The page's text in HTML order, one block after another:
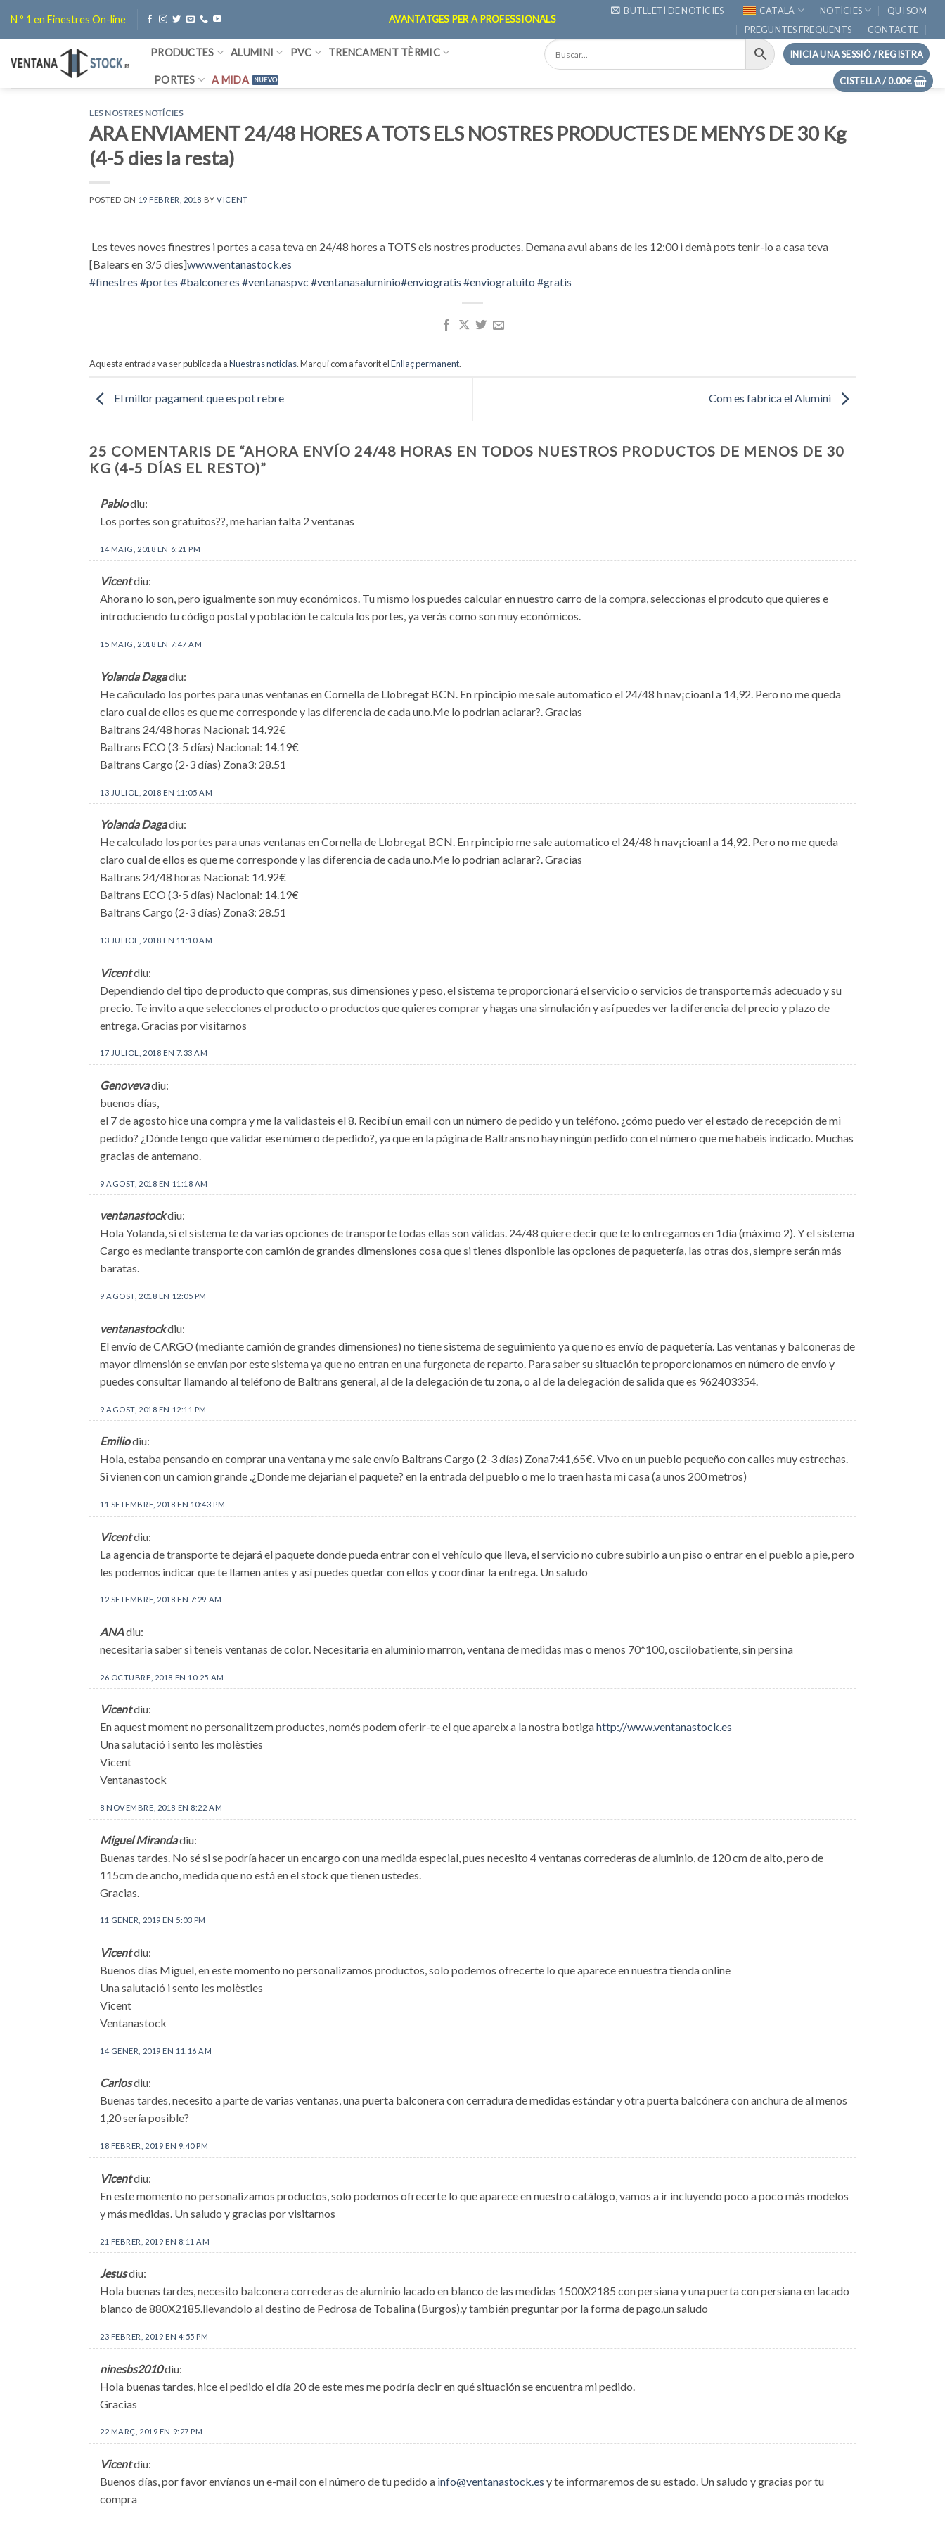
content
N º 1 en Finestres On-line AVANTATGES PER A PROFESSIONALS
BUTLLETÍ DE NOTÍCIES CATALÀ NOTÍCIES
QUI SOM
PREGUNTES FREQÜENTS
CONTACTE
PRODUCTES ALUMINI PVC TRENCAMENT TÈRMIC
PORTES A MIDA
INICIA UNA SESSIÓ / REGISTRA
CISTELLA /0.00€
LES NOSTRES NOTÍCIES
ARA ENVIAMENT 24/48 HORES A TOTS ELS NOSTRES PRODUCTES DE MENYS DE 30 Kg
(4-5 dies la resta)
POSTED ON 19 FEBRER, 2018 BYVICENT
Les teves noves finestres i portes a casa teva en 24/48 hores a TOTS els nostres productes. Demana avui abans de les 12:00 i demà pots tenir-lo a casa teva
[Balears en 3/5 dies]www.ventanastock.es
#finestres #portes #balconeres #ventanaspvc #ventanasaluminio#enviogratis #enviogratuito #gratis
Aquesta entrada va ser publicada aNuestras noticias. Marqui com a favorit elEnllaç permanent.
El millor pagament que es pot rebre Com es fabrica el Alumini
25 COMENTARIS DE “AHORA ENVÍO 24/48 HORAS EN TODOS NUESTROS PRODUCTOS DE MENOS DE 30
KG (4-5 DÍAS EL RESTO)”
Pablodiu:
Los portes son gratuitos??, me harian falta 2 ventanas
14 MAIG, 2018 EN 6:21 PM
Vicentdiu:
Ahora no lo son, pero igualmente son muy económicos. Tu mismo los puedes calcular en nuestro carro de la compra, seleccionas el prodcuto que quieres e
introduciendo tu código postal y población te calcula los portes, ya verás como son muy económicos.
15 MAIG, 2018 EN 7:47 AM
Yolanda Dagadiu:
He cañculado los portes para unas ventanas en Cornella de Llobregat BCN. En rpincipio me sale automatico el 24/48 h nav¡cioanl a 14,92. Pero no me queda
claro cual de ellos es que me corresponde y las diferencia de cada uno.Me lo podrian aclarar?. Gracias
Baltrans 24/48 horas Nacional: 14.92€
Baltrans ECO (3-5 días) Nacional: 14.19€
Baltrans Cargo (2-3 días) Zona3: 28.51
13 JULIOL, 2018 EN 11:05 AM
Yolanda Dagadiu:
He calculado los portes para unas ventanas en Cornella de Llobregat BCN. En rpincipio me sale automatico el 24/48 h nav¡cioanl a 14,92. Pero no me queda
claro cual de ellos es que me corresponde y las diferencia de cada uno.Me lo podrian aclarar?. Gracias
Baltrans 24/48 horas Nacional: 14.92€
Baltrans ECO (3-5 días) Nacional: 14.19€
Baltrans Cargo (2-3 días) Zona3: 28.51
13 JULIOL, 2018 EN 11:10 AM
Vicentdiu:
Dependiendo del tipo de producto que compras, sus dimensiones y peso, el sistema te proporcionará el servicio o servicios de transporte más adecuado y su
precio. Te invito a que selecciones el producto o productos que quieres comprar y hagas una simulación y así puedes ver la diferencia del precio y plazo de
entrega. Gracias por visitarnos
17 JULIOL, 2018 EN 7:33 AM
Genovevadiu:
buenos días,
el 7 de agosto hice una compra y me la validasteis el 8. Recibí un email con un número de pedido y un teléfono. ¿cómo puedo ver el estado de recepción de mi
pedido? ¿Dónde tengo que validar ese número de pedido?, ya que en la página de Baltrans no hay ningún pedido con el número que me habéis indicado. Muchas
gracias de antemano.
9 AGOST, 2018 EN 11:18 AM
ventanastockdiu:
Hola Yolanda, si el sistema te da varias opciones de transporte todas ellas son válidas. 24/48 quiere decir que te lo entregamos en 1día (máximo 2). Y el sistema
Cargo es mediante transporte con camión de grandes dimensiones cosa que si tienes disponible las opciones de paquetería, las otras dos, siempre serán más
baratas.
9 AGOST, 2018 EN 12:05 PM
ventanastockdiu:
El envío de CARGO (mediante camión de grandes dimensiones) no tiene sistema de seguimiento ya que no es envío de paquetería. Las ventanas y balconeras de
mayor dimensión se envían por este sistema ya que no entran en una furgoneta de reparto. Para saber su situación te proporcionamos en número de envío y
puedes consultar llamando al teléfono de Baltrans general, al de la delegación de tu zona, o al de la delegación de salida que es 962403354.
9 AGOST, 2018 EN 12:11 PM
Emiliodiu:
Hola, estaba pensando en comprar una ventana y me sale envío Baltrans Cargo (2-3 días) Zona7:41,65€. Vivo en un pueblo pequeño con calles muy estrechas.
Si vienen con un camion grande .¿Donde me dejarian el paquete? en la entrada del pueblo o me lo traen hasta mi casa (a unos 200 metros)
11 SETEMBRE, 2018 EN 10:43 PM
Vicentdiu:
La agencia de transporte te dejará el paquete donde pueda entrar con el vehículo que lleva, el servicio no cubre subirlo a un piso o entrar en el pueblo a pie, pero
les podemos indicar que te llamen antes y así puedes quedar con ellos y coordinar la entrega. Un saludo
12 SETEMBRE, 2018 EN 7:29 AM
ANAdiu:
necesitaria saber si teneis ventanas de color. Necesitaria en aluminio marron, ventana de medidas mas o menos 70*100, oscilobatiente, sin persina
26 OCTUBRE, 2018 EN 10:25 AM
Vicentdiu:
En aquest moment no personalitzem productes, només podem oferir-te el que apareix a la nostra botigahttp://www.ventanastock.es
Una salutació i sento les molèsties
Vicent
Ventanastock
8 NOVEMBRE, 2018 EN 8:22 AM
Miguel Mirandadiu:
Buenas tardes. No sé si se podría hacer un encargo con una medida especial, pues necesito 4 ventanas correderas de aluminio, de 120 cm de alto, pero de
115cm de ancho, medida que no está en el stock que tienen ustedes.
Gracias.
11 GENER, 2019 EN 5:03 PM
Vicentdiu:
Buenos días Miguel, en este momento no personalizamos productos, solo podemos ofrecerte lo que aparece en nuestra tienda online
Una salutació i sento les molèsties
Vicent
Ventanastock
14 GENER, 2019 EN 11:16 AM
Carlosdiu:
Buenas tardes, necesito a parte de varias ventanas, una puerta balconera con cerradura de medidas estándar y otra puerta balcónera con anchura de al menos
1,20 sería posible?
18 FEBRER, 2019 EN 9:40 PM
Vicentdiu:
En este momento no personalizamos productos, solo podemos ofrecerte lo que aparece en nuestro catálogo, vamos a ir incluyendo poco a poco más modelos
y más medidas. Un saludo y gracias por visitarnos
21 FEBRER, 2019 EN 8:11 AM
Jesusdiu:
Hola buenas tardes, necesito balconera correderas de aluminio lacado en blanco de las medidas 1500X2185 con persiana y una puerta con persiana en lacado
blanco de 880X2185.llevandolo al destino de Pedrosa de Tobalina (Burgos).y también preguntar por la forma de pago.un saludo
23 FEBRER, 2019 EN 4:55 PM
ninesbs2010diu:
Hola buenas tardes, hice el pedido el día 20 de este mes me podría decir en qué situación se encuentra mi pedido.
Gracias
22 MARÇ, 2019 EN 9:27 PM
Vicentdiu:
Buenos días, por favor envíanos un e-mail con el número de tu pedido a info@ventanastock.es y te informaremos de su estado. Un saludo y gracias por tu
compra